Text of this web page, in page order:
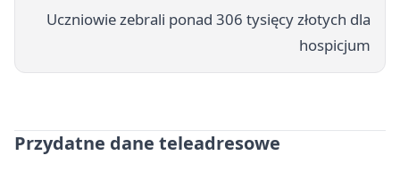
Uczniowie zebrali ponad 306 tysięcy złotych dla
hospicjum
Przydatne dane teleadresowe